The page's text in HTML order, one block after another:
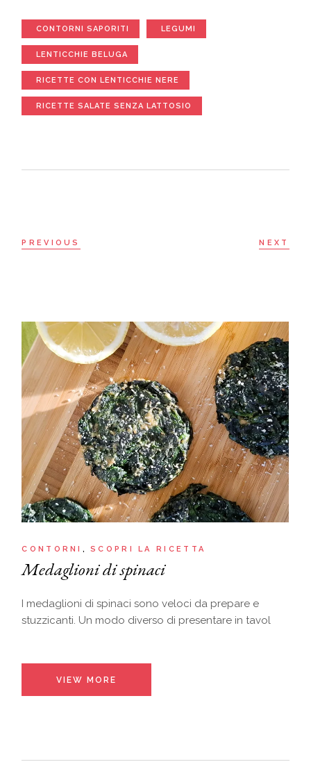
CONTORNI SAPORITI LEGUMI
LENTICCHIE BELUGA
RICETTE CON LENTICCHIE NERE
RICETTE SALATE SENZA LATTOSIO
PREVIOUS NEXT
CONTORNI SCOPRI LA RICETTA
Medaglioni di spinaci
I medaglioni di spinaci sono veloci da prepare e
stuzzicanti. Un modo diverso di presentare in tavol
VIEW MORE